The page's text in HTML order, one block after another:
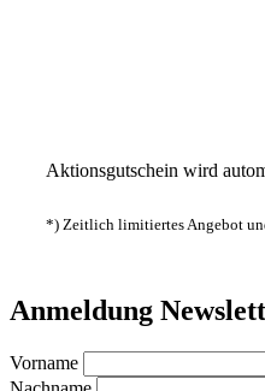
Aktionsgutschein wird
*) Zeitlich limitiertes Angebot
Anmeldung
Vorname